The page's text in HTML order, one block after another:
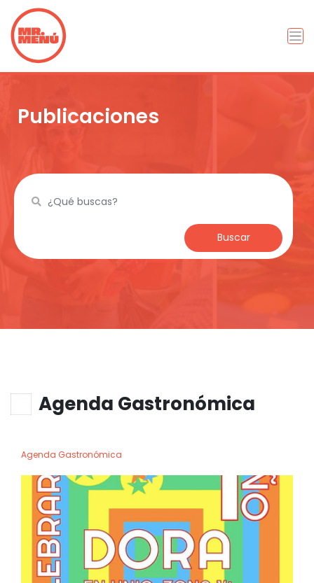
Publicaciones
Buscar
Agenda Gastronómica
Agenda Gastronómica